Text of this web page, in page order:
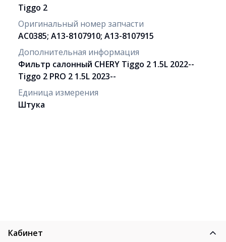
Tiggo 2
Оригинальный номер запчасти
AC0385; A13-8107910; A13-8107915
Дополнительная информация
Фильтр салонный CHERY Tiggo 2 1.5L 2022--
Tiggo 2 PRO 2 1.5L 2023--
Единица измерения
Штука
Кабинет